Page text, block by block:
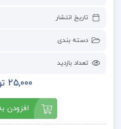
تاریخ انتشار
دسته بندی
تعداد بازدید
25,000 تومان
افزودن